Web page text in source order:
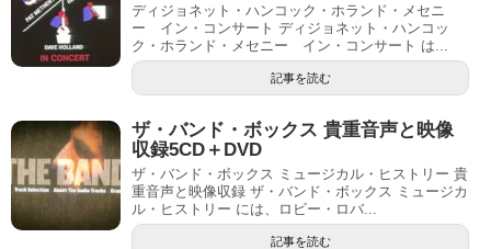
ディジョネット・ハンコック・ホランド・メセニ
ー イン・コンサート ディジョネット・ハンコッ
ク・ホランド・メセニー イン・コンサート は...
記事を読む
ザ・バンド・ボックス 貴重音声と映像
収録5CD＋DVD
ザ・バンド・ボックス ミュージカル・ヒストリー 貴
重音声と映像収録 ザ・バンド・ボックス ミュージカ
ル・ヒストリー には、ロビー・ロバ...
記事を読む